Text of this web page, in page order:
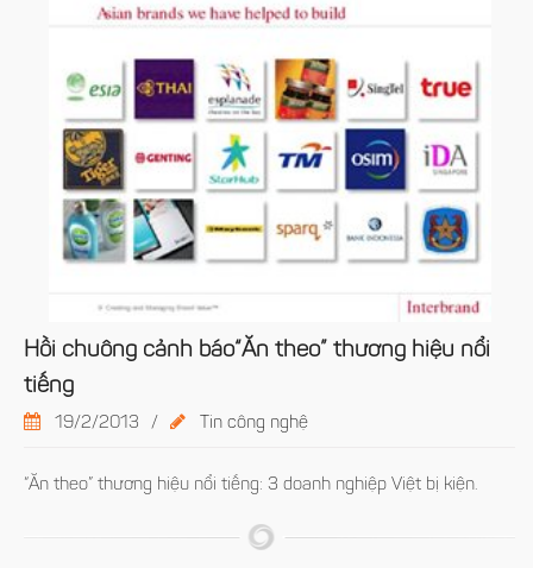
Hồi chuông cảnh báo“Ăn theo” thương hiệu nổi
tiếng
19/2/2013 / Tin công nghệ
“Ăn theo” thương hiệu nổi tiếng: 3 doanh nghiệp Việt bị kiện.